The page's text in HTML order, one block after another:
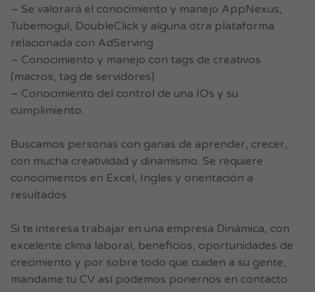
– Se valorará el conocimiento y manejo AppNexus,
Tubemogul, DoubleClick y alguna otra plataforma
relacionada con AdServing
– Conocimiento y manejo con tags de creativos
(macros, tag de servidores)
– Conocimiento del control de una IOs y su
cumplimiento.
Buscamos personas con ganas de aprender, crecer,
con mucha creatividad y dinamismo. Se requiere
conocimientos en Excel, Ingles y orientación a
resultados.
Si te interesa trabajar en una empresa Dinámica, con
excelente clima laboral, beneficios, oportunidades de
crecimiento y por sobre todo que cuiden a su gente,
mandame tu CV así podemos ponernos en contacto